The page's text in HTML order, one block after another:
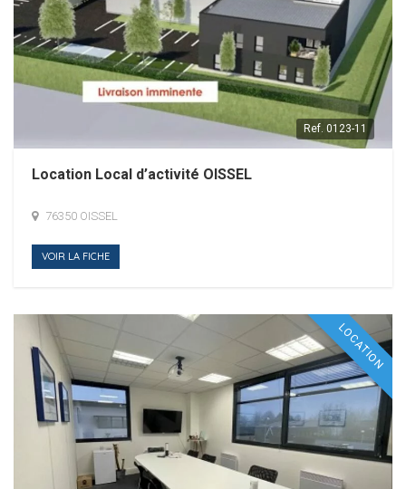
Ref. 0123-11
Location Local d’activité OISSEL
76350 OISSEL
VOIR LA FICHE
LOCATION